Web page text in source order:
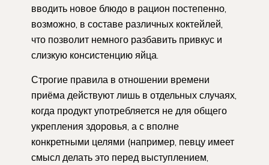
вводить новое блюдо в рацион постепенно,
возможно, в составе различных коктейлей,
что позволит немного разбавить привкус и
слизкую консистенцию яйца.
Строгие правила в отношении времени
приёма действуют лишь в отдельных случаях,
когда продукт употребляется не для общего
укрепления здоровья, а с вполне
конкретными целями (например, певцу имеет
смысл делать это перед выступлением,